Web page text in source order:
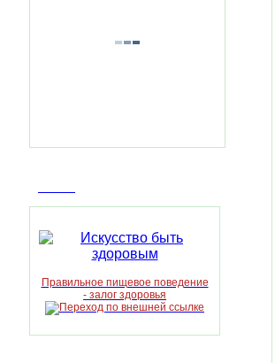
Правильное пищевое поведение
- залог здоровья